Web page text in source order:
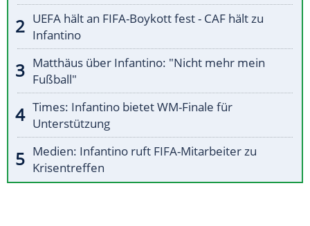
UEFA hält an FIFA-Boykott fest - CAF hält zu
Infantino
Matthäus über Infantino: "Nicht mehr mein
Fußball"
Times: Infantino bietet WM-Finale für
Unterstützung
Medien: Infantino ruft FIFA-Mitarbeiter zu
Krisentreffen